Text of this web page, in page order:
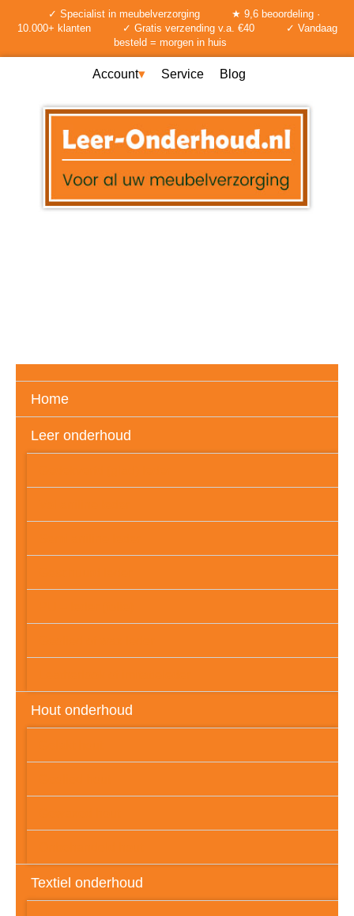
✓ Specialist in meubelverzorging
★ 9,6 beoordeling ·
10.000+ klanten
✓ Gratis verzending v.a. €40
✓ Vandaag
besteld = morgen in huis
Account Service Blog
Home
Leer onderhoud
Hout onderhoud
Textiel onderhoud